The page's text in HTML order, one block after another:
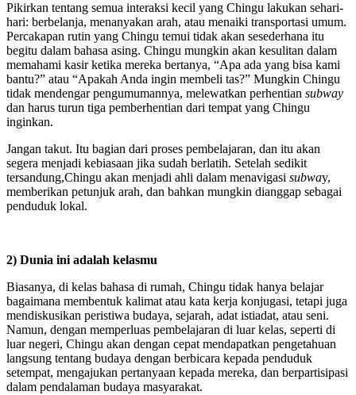
Pikirkan tentang semua interaksi kecil yang Chingu lakukan sehari-
hari: berbelanja, menanyakan arah, atau menaiki transportasi umum.
Percakapan rutin yang Chingu temui tidak akan sesederhana itu
begitu dalam bahasa asing. Chingu mungkin akan kesulitan dalam
memahami kasir ketika mereka bertanya, “Apa ada yang bisa kami
bantu?” atau “Apakah Anda ingin membeli tas?” Mungkin Chingu
tidak mendengar pengumumannya, melewatkan perhentian subway
dan harus turun tiga pemberhentian dari tempat yang Chingu
inginkan.
Jangan takut. Itu bagian dari proses pembelajaran, dan itu akan
segera menjadi kebiasaan jika sudah berlatih. Setelah sedikit
tersandung,Chingu akan menjadi ahli dalam menavigasi subway,
memberikan petunjuk arah, dan bahkan mungkin dianggap sebagai
penduduk lokal.
2) Dunia ini adalah kelasmu
Biasanya, di kelas bahasa di rumah, Chingu tidak hanya belajar
bagaimana membentuk kalimat atau kata kerja konjugasi, tetapi juga
mendiskusikan peristiwa budaya, sejarah, adat istiadat, atau seni.
Namun, dengan memperluas pembelajaran di luar kelas, seperti di
luar negeri, Chingu akan dengan cepat mendapatkan pengetahuan
langsung tentang budaya dengan berbicara kepada penduduk
setempat, mengajukan pertanyaan kepada mereka, dan berpartisipasi
dalam pendalaman budaya masyarakat.